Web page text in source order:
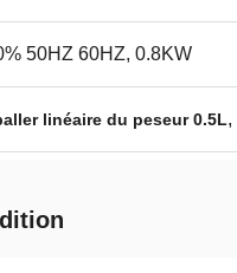
50HZ 60HZ, 0.8KW
linéaire du peseur 0.5L,